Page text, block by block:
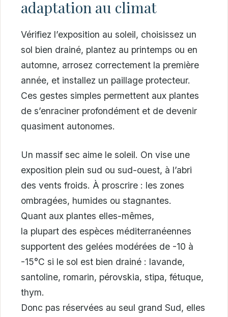
adaptation au climat
Vérifiez l’exposition au soleil, choisissez un
sol bien drainé, plantez au printemps ou en
automne, arrosez correctement la première
année, et installez un paillage protecteur.
Ces gestes simples permettent aux plantes
de s’enraciner profondément et de devenir
quasiment autonomes.
Un massif sec aime le soleil. On vise une
exposition plein sud ou sud-ouest, à l’abri
des vents froids. À proscrire : les zones
ombragées, humides ou stagnantes.
Quant aux plantes elles-mêmes,
la plupart des espèces méditerranéennes
supportent des gelées modérées de -10 à
-15°C si le sol est bien drainé : lavande,
santoline, romarin, pérovskia, stipa, fétuque,
thym.
Donc pas réservées au seul grand Sud, elles